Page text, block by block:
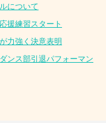
について
援練習スタート
力強く決意表明
ンス部引退パフォーマン